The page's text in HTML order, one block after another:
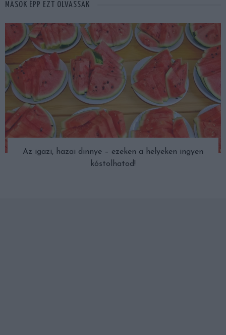
MÁSOK ÉPP EZT OLVASSÁK
Az igazi, hazai dinnye – ezeken a helyeken ingyen
kóstolhatod!